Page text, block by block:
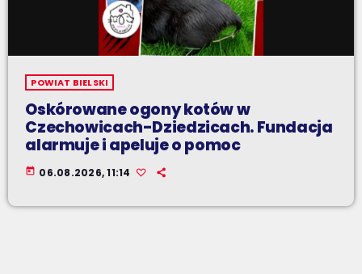
POWIAT BIELSKI
Oskórowane ogony kotów w
Czechowicach-Dziedzicach. Fundacja
alarmuje i apeluje o pomoc
today 06.08.2026, 11:14